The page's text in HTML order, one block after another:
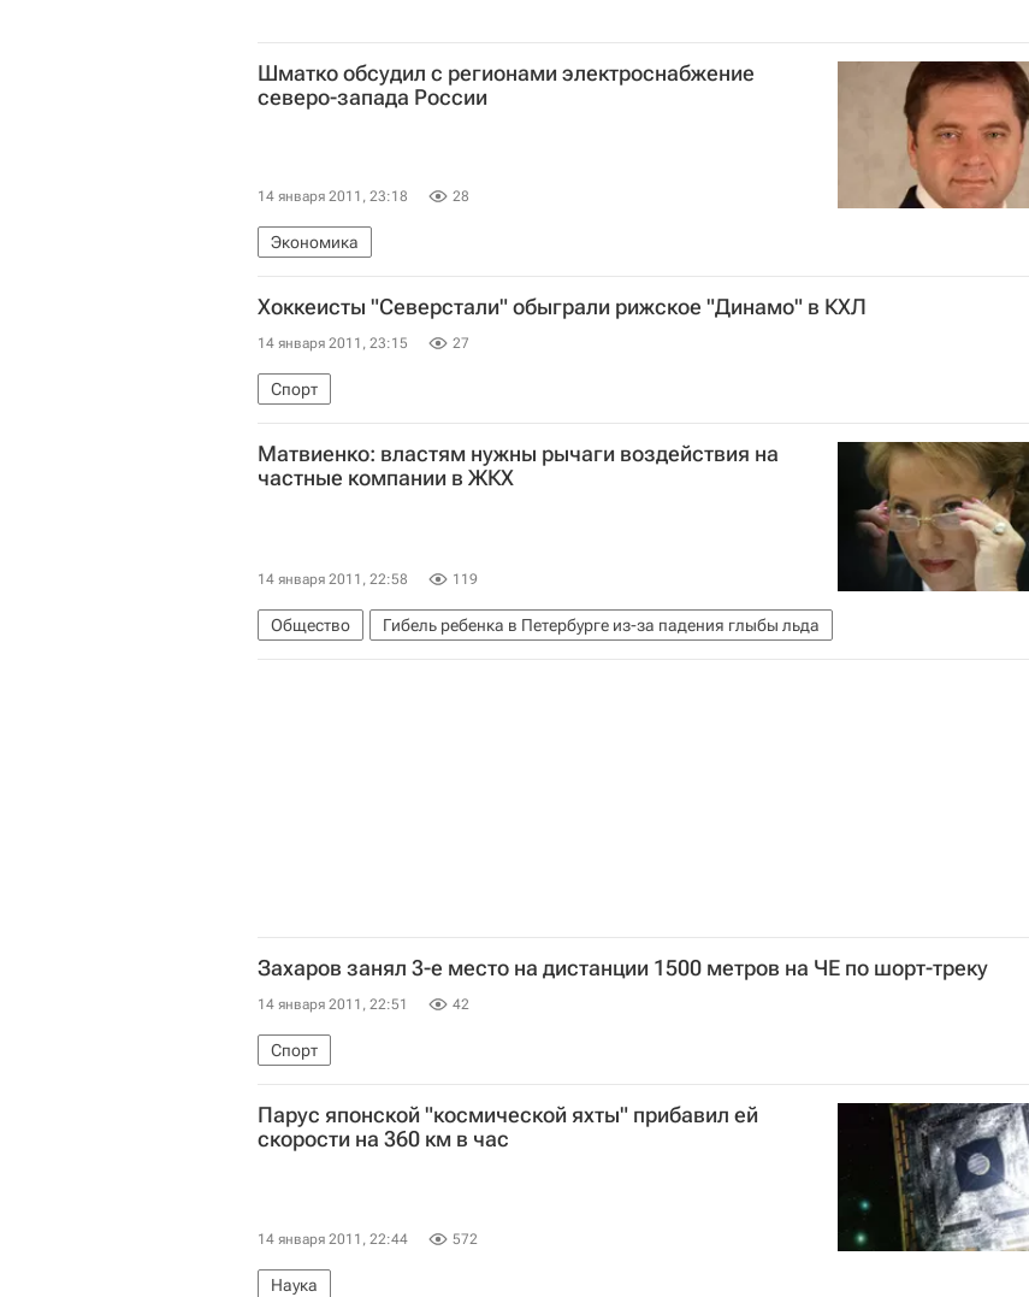
Шматко обсудил с регионами электроснабжение
северо-запада России
14 января 2011, 23:18 28
Экономика
Хоккеисты "Северстали" обыграли рижское "Динамо" в КХЛ
14 января 2011, 23:15 27
Спорт
Матвиенко: властям нужны рычаги воздействия на
частные компании в ЖКХ
14 января 2011, 22:58 119
Общество Гибель ребенка в Петербурге из-за падения глыбы льда
Захаров занял 3-е место на дистанции 1500 метров на ЧЕ по шорт-треку
14 января 2011, 22:51 42
Спорт
Парус японской "космической яхты" прибавил ей
скорости на 360 км в час
14 января 2011, 22:44 572
Наука